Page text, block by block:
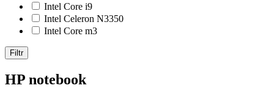
Intel Core i9
Intel Celeron N3350
Intel Core m3
Filtr
HP notebook